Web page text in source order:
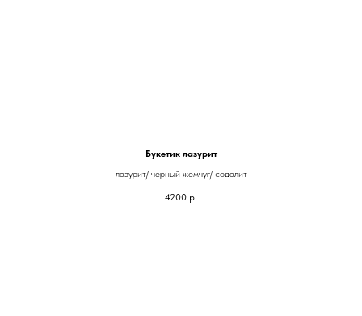
Букетик лазурит
лазурит/ черный жемчуг/ содалит
4200 р.